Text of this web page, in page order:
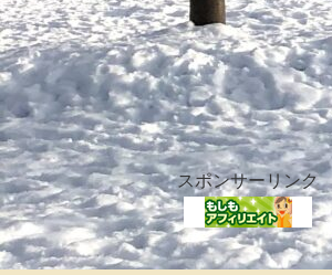
スポンサーリンク